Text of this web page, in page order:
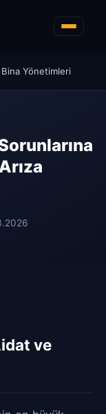
Yönetimleri
ve